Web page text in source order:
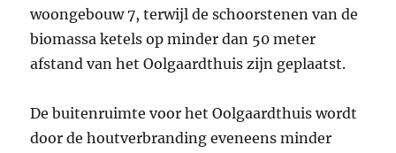
woongebouw 7, terwijl de schoorstenen van de
biomassa ketels op minder dan 50 meter
afstand van het Oolgaardthuis zijn geplaatst.
De buitenruimte voor het Oolgaardthuis wordt
door de houtverbranding eveneens minder